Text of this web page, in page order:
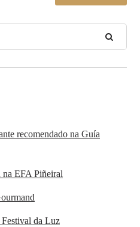
recomendado na Guía
EFA Piñeiral
da Luz